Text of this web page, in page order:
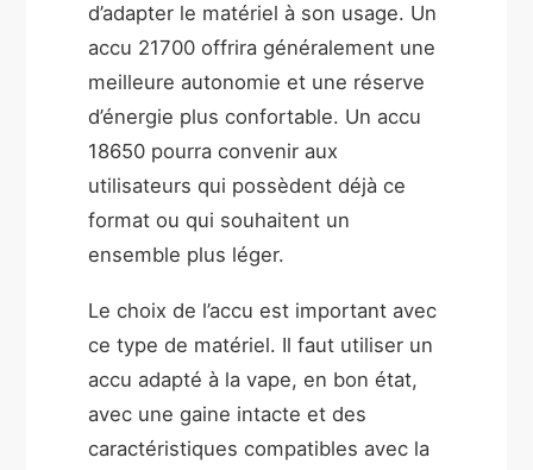
d’adapter le matériel à son usage. Un
accu 21700 offrira généralement une
meilleure autonomie et une réserve
d’énergie plus confortable. Un accu
18650 pourra convenir aux
utilisateurs qui possèdent déjà ce
format ou qui souhaitent un
ensemble plus léger.
Le choix de l’accu est important avec
ce type de matériel. Il faut utiliser un
accu adapté à la vape, en bon état,
avec une gaine intacte et des
caractéristiques compatibles avec la